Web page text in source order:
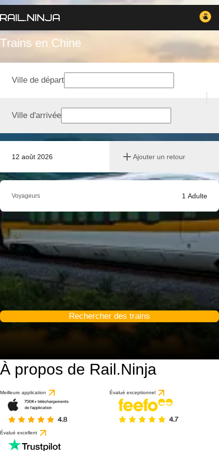
Trains en Chine
12 août 2026 Ajouter un retour
Ville de départ
Ville d'arrivée
Voyageurs 1 Adulte
Rechercher des trains
À propos de Rail.Ninja
Meilleure application Évalué exceptionnel
Évalué excellent